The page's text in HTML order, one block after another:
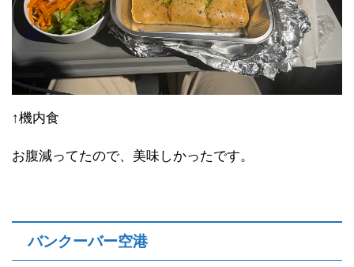
↑機内食
お腹減ってたので、美味しかったです。
バンクーバー空港